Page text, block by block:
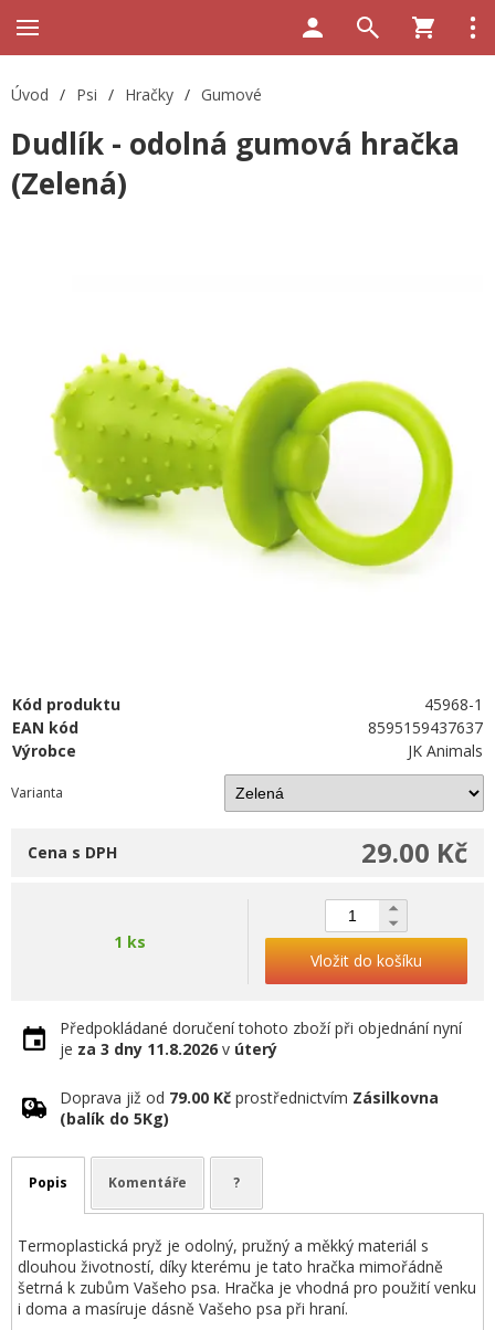
Úvod / Psi / Hračky / Gumové
Dudlík - odolná gumová hračka
(Zelená)
Kód produktu
45968-1
EAN kód
8595159437637
Výrobce
JK Animals
Varianta
29.00 Kč
Cena s DPH
1 ks
Vložit do košíku
Předpokládané doručení tohoto zboží při objednání nyní
je za 3 dny 11.8.2026 v úterý
Doprava již od 79.00 Kč prostřednictvím Zásilkovna
(balík do 5Kg)
Popis Komentáře ?
Termoplastická pryž je odolný, pružný a měkký materiál s
dlouhou životností, díky kterému je tato hračka mimořádně
šetrná k zubům Vašeho psa. Hračka je vhodná pro použití venku
i doma a masíruje dásně Vašeho psa při hraní.